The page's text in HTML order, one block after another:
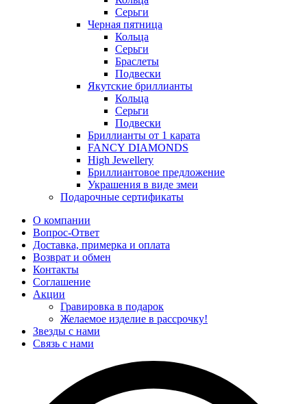
Серьги
Черная пятница
Кольца
Серьги
Браслеты
Подвески
Якутские бриллианты
Кольца
Серьги
Подвески
Бриллианты от 1 карата
FANCY DIAMONDS
High Jewellery
Бриллиантовое предложение
Украшения в виде змеи
Подарочные сертификаты
О компании
Вопрос-Ответ
Доставка, примерка и оплата
Возврат и обмен
Контакты
Соглашение
Акции
Гравировка в подарок
Желаемое изделие в рассрочку!
Звезды с нами
Связь с нами